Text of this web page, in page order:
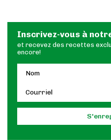
Inscrivez-vous à
et recevez des recettes
encore!